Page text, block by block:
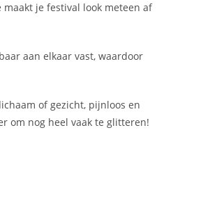
je festival look meteen af
aan elkaar vast, waardoor
of gezicht, pijnloos en
om nog heel vaak te glitteren!